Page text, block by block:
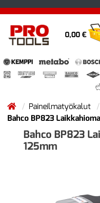
0,00 €
Paineilmatyökalut
Bahco BP823
Bahco BP823
125mm